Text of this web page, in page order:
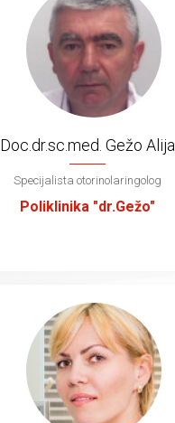
Doc.dr.sc.med. Gežo Alija
Specijalista otorinolaringolog
Poliklinika "dr.Gežo"